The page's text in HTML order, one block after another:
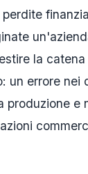
la catena
un errore nei
produzione e